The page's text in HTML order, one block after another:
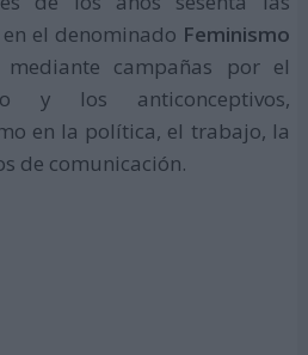
el denominado Feminismo
mediante campañas por el
y los anticonceptivos,
en la política, el trabajo, la
de comunicación.